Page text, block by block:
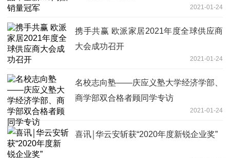
2021-01-24
携手共赢 欧派家居2021年度全球供应商
大会成功召开
2021-01-24
名校志向塾——庆应义塾大学经济学部、
商学部双合格者顾同学专访
2021-01-24
喜讯￨华云安斩获“2020年度新锐企业奖”